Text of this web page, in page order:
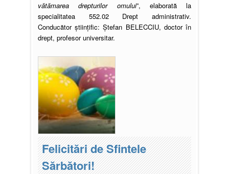
vătămarea drepturilor omului”, elaborată la
specialitatea 552.02 Drept administrativ.
Conducător științific: Ștefan BELECCIU, doctor în
drept, profesor universitar.
Felicitări de Sfintele
Sărbători!